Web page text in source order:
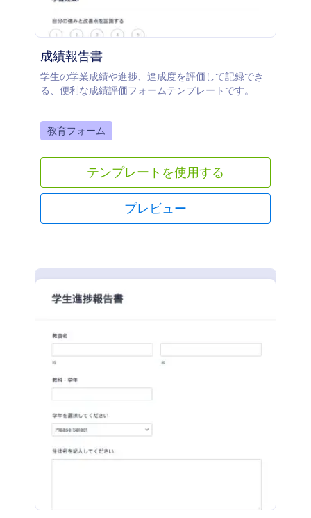
成績報告書
学生の学業成績や進捗、達成度を評価して記録でき
る、便利な成績評価フォームテンプレートです。
Go to Category:
教育フォーム
テンプレートを使用する
プレビュー